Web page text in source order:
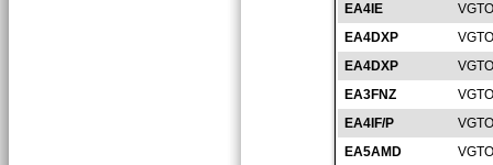
EA4IE
EA4DXP
EA4DXP
EA3FNZ
EA4IF/P
EA5AMD